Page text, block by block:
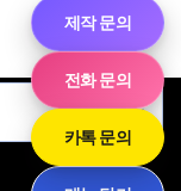
제작 문의
전화 문의
카톡 문의